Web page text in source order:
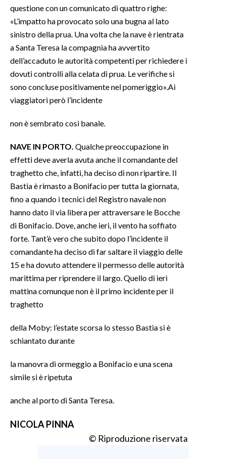
questione con un comunicato di quattro righe:
«L’impatto ha provocato solo una bugna al lato
sinistro della prua. Una volta che la nave è rientrata
a Santa Teresa la compagnia ha avvertito
dell’accaduto le autorità competenti per richiedere i
dovuti controlli alla celata di prua. Le verifiche si
sono concluse positivamente nel pomeriggio».Ai
viaggiatori però l’incidente
non è sembrato così banale.
NAVE IN PORTO. Qualche preoccupazione in
effetti deve averla avuta anche il comandante del
traghetto che, infatti, ha deciso di non ripartire. Il
Bastia è rimasto a Bonifacio per tutta la giornata,
fino a quando i tecnici del Registro navale non
hanno dato il via libera per attraversare le Bocche
di Bonifacio. Dove, anche ieri, il vento ha soffiato
forte. Tant’è vero che subito dopo l’incidente il
comandante ha deciso di far saltare il viaggio delle
15 e ha dovuto attendere il permesso delle autorità
marittima per riprendere il largo. Quello di ieri
mattina comunque non è il primo incidente per il
traghetto
della Moby: l’estate scorsa lo stesso Bastia si è
schiantato durante
la manovra di ormeggio a Bonifacio e una scena
simile si è ripetuta
anche al porto di Santa Teresa.
NICOLA PINNA
© Riproduzione riservata